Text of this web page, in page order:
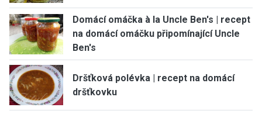
Domácí omáčka à la Uncle Ben's | recept
na domácí omáčku připomínající Uncle
Ben's
Dršťková polévka | recept na domácí
dršťkovku